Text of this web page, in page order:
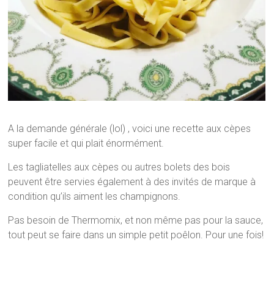
A la demande générale (lol) , voici une recette aux cèpes
super facile et qui plait énormément.
Les tagliatelles aux cèpes ou autres bolets des bois
peuvent être servies également à des invités de marque à
condition qu’ils aiment les champignons.
Pas besoin de Thermomix, et non même pas pour la sauce,
tout peut se faire dans un simple petit poêlon. Pour une fois!